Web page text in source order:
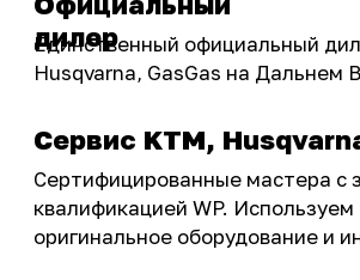
Акции
Доставка
Оплата
ПОКУПАТЕЛЮ